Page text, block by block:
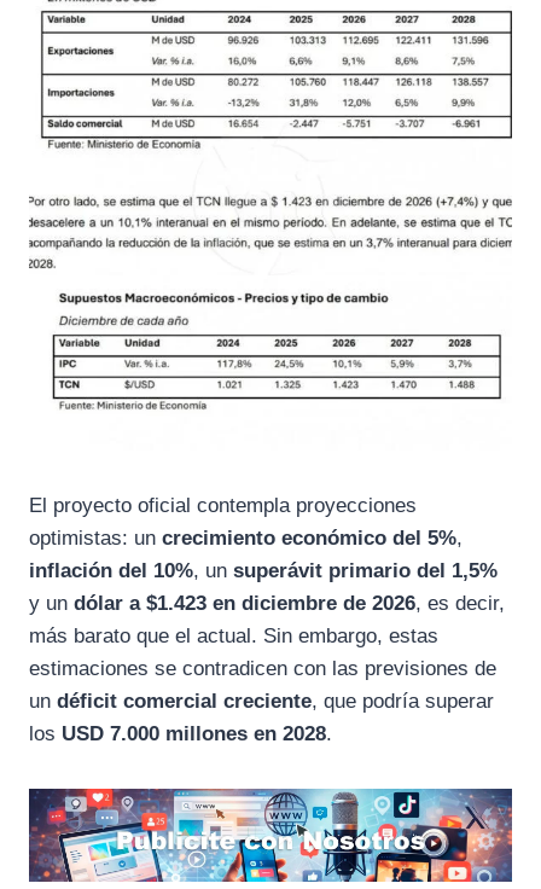
El proyecto oficial contempla proyecciones
optimistas: un crecimiento económico del 5%,
inflación del 10%, un superávit primario del 1,5%
y un dólar a $1.423 en diciembre de 2026, es decir,
más barato que el actual. Sin embargo, estas
estimaciones se contradicen con las previsiones de
un déficit comercial creciente, que podría superar
los USD 7.000 millones en 2028.